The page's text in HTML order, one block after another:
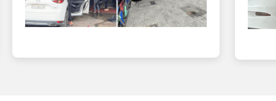
độ bám vượt trội trên cả đường khô và ướt, lốp này mang lại khả năng
địa hình.